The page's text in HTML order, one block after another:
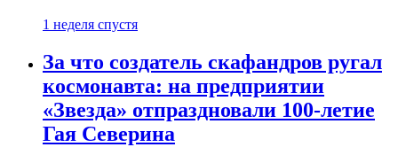
1 неделя спустя
За что создатель скафандров ругал
космонавта: на предприятии
«Звезда» отпраздновали 100-летие
Гая Северина